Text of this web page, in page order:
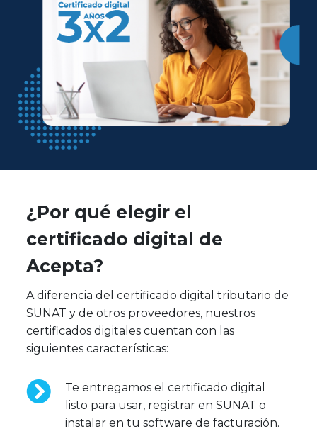
¿Por qué elegir el
certificado digital de
Acepta?
A diferencia del certificado digital tributario de
SUNAT y de otros proveedores, nuestros
certificados digitales cuentan con las
siguientes características:
Te entregamos el certificado digital
listo para usar, registrar en SUNAT o
instalar en tu software de facturación.